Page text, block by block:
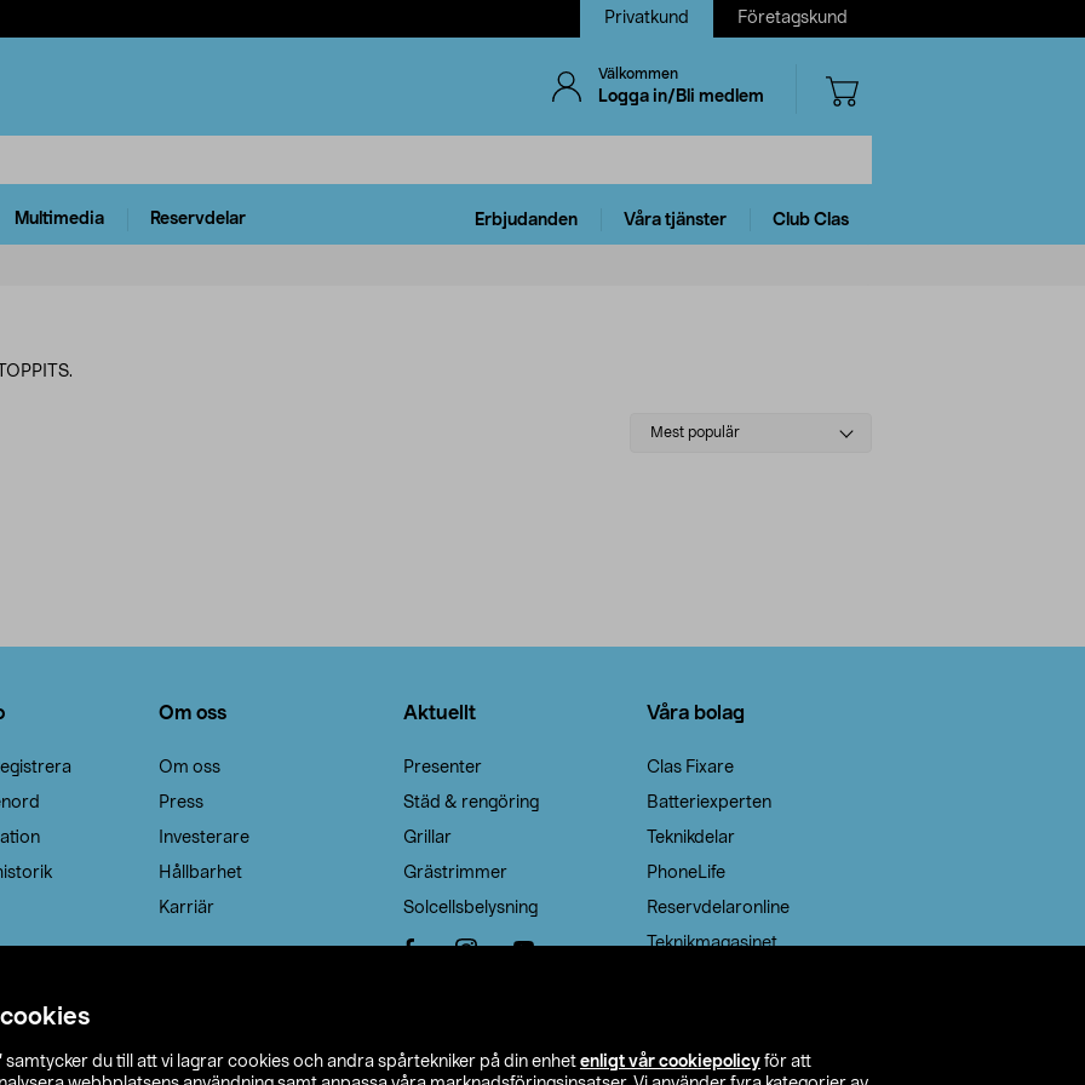
samtycker du till att vi lagrar cookies och andra spårtekniker på din enhet enligt vår cookiepolicy för att
Privatkund Företagskund
Välkommen
Logga in/Bli medlem
Multimedia Reservdelar Erbjudanden Våra tjänster Club Clas
Select
Mest populär
Om oss
Om oss
Press
Investerare
Hållbarhet
Karriär
Aktuellt
Presenter
Städ & rengöring
Grillar
Grästrimmer
Solcellsbelysning
Våra bolag
Clas Fixare
Batteriexperten
Teknikdelar
PhoneLife
Reservdelaronline
Teknikmagasinet